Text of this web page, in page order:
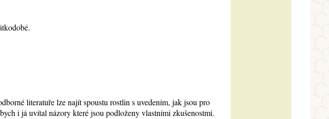
literatuře lze najít spoustu rostlin s uvedením, jak jsou pro
i já uvítal názory které jsou podloženy vlastními zkušenostmi.